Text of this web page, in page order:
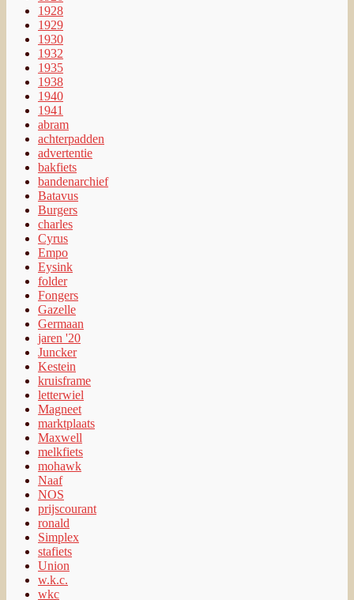
1928
1929
1930
1932
1935
1938
1940
1941
abram
achterpadden
advertentie
bakfiets
bandenarchief
Batavus
Burgers
charles
Cyrus
Empo
Eysink
folder
Fongers
Gazelle
Germaan
jaren '20
Juncker
Kestein
kruisframe
letterwiel
Magneet
marktplaats
Maxwell
melkfiets
mohawk
Naaf
NOS
prijscourant
ronald
Simplex
stafiets
Union
w.k.c.
wkc